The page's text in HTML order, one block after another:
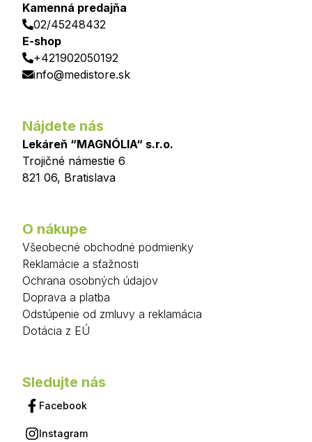
Kamenná predajňa
02/45248432
E-shop
+421902050192
info@medistore.sk
Nájdete nás
Lekáreň “MAGNÓLIA“ s.r.o.
Trojičné námestie 6
821 06, Bratislava
O nákupe
Všeobecné obchodné podmienky
Reklamácie a sťažnosti
Ochrana osobných údajov
Doprava a platba
Odstúpenie od zmluvy a reklamácia
Dotácia z EÚ
Sledujte nás
Facebook
Instagram